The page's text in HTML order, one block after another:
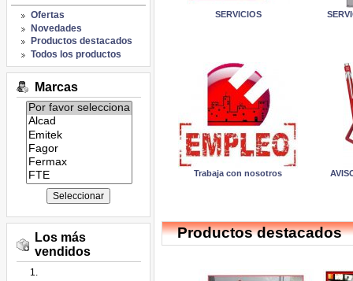
Ofertas
Novedades
Productos destacados
Todos los productos
Marcas
Listado
de
marcas:
Los más
vendidos
SERVICIOS
Trabaja con nosotros
Productos destacados